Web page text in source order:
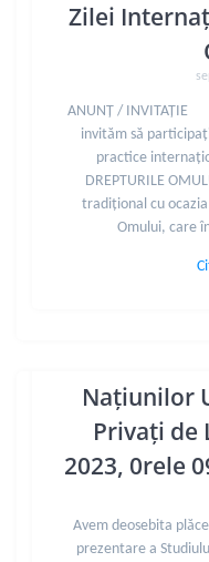
Zilei
ANUNȚ /
invităm să
practice
DREPTURILE
tradițional cu
Omului, care
Națiunilor
Privați de
2023, 0rele
Avem deosebita
prezentare a